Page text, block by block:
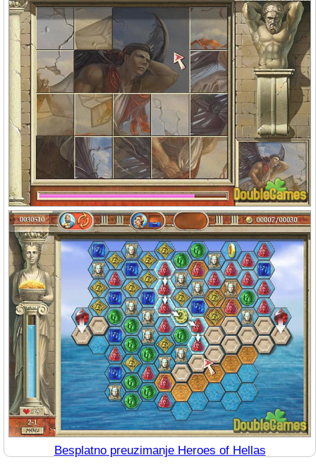
Besplatno preuzimanje Heroes of Hellas